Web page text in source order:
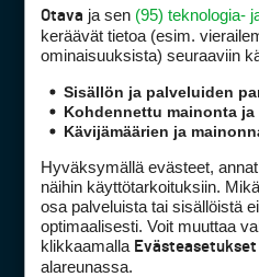
Golfpiste
Tietoa
Golfpisteen
DSA
Otava ja sen (95) teknologia-
keräävät tietoa (esim.
ominaisuuk­sista) seuraaviin
Sisällön ja palveluiden
Kohdennettu mainonta
Kävijämäärien ja
Hyväksymällä evästeet,
näihin käyttötarkoituksiin.
osa palveluista tai sisällöistä
optimaalisesti. Voit muuttaa
klikkaamalla Evästeasetukset
alareunassa.